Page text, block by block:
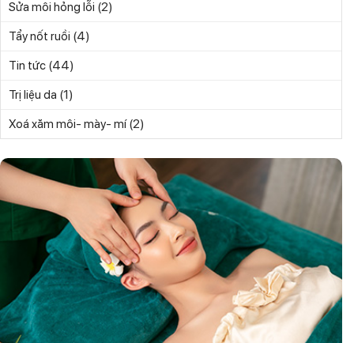
Sửa môi hỏng lỗi (2)
Tẩy nốt ruồi (4)
Tin tức (44)
Trị liệu da (1)
Xoá xăm môi- mày- mí(2)